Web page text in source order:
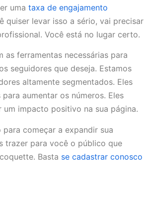
uma taxa de engajamento
quiser levar isso a sério, vai precisar
Você está no lugar certo.
as ferramentas necessárias para
seguidores que deseja. Estamos
altamente segmentados. Eles
aumentar os números. Eles
um impacto positivo na sua página.
começar a expandir sua
trazer para você o público que
Basta se cadastrar conosco